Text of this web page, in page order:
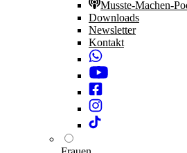
Musste-Machen-
Downloads
Newsletter
Kontakt